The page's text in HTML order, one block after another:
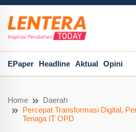
EPaper Headline Aktual Opini
Home
Daerah
Percepat Transformasi Digital,
Tenaga IT OPD